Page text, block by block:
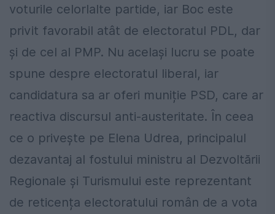
voturile celorlalte partide, iar Boc este
privit favorabil atât de electoratul PDL, dar
și de cel al PMP. Nu același lucru se poate
spune despre electoratul liberal, iar
candidatura sa ar oferi muniție PSD, care ar
reactiva discursul anti-austeritate. În ceea
ce o privește pe Elena Udrea, principalul
dezavantaj al fostului ministru al Dezvoltării
Regionale și Turismului este reprezentant
de reticența electoratului român de a vota